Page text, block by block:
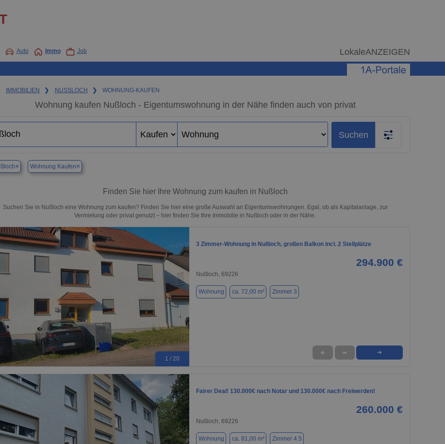
Auto Immo Job LokaleANZEIGEN
IMMOBILIEN ❯ NUSSLOCH ❯ WOHNUNG-KAUFEN
Wohnung kaufen Nußloch - Eigentumswohnung in der Nähe finden auch von privat
Suchen
× Wohnung Kaufen×
Finden Sie hier Ihre Wohnung zum kaufen in Nußloch
Suchen Sie in Nußloch eine Wohnung zum kaufen? Finden Sie hier eine große Auswahl an Eigentumswohnungen. Egal, ob als Kapitalanlage, zur
Vermietung oder privat genutzt – hier finden Sie Ihre Immobilie in Nußloch oder in der Nähe.
1 / 20
3 Zimmer-Wohnung in Nußloch, großen Balkon incl. 2 Stellplätze
294.900 €
Nußloch, 69226
Wohnung ca. 72,00 m² Zimmer 3
★ ➦ ➜
Fairer Deal! 130.000€ nach Notar und 130.000€ nach Freiwerden!
260.000 €
Nußloch, 69226
Wohnung ca. 81,00 m² Zimmer 4.5